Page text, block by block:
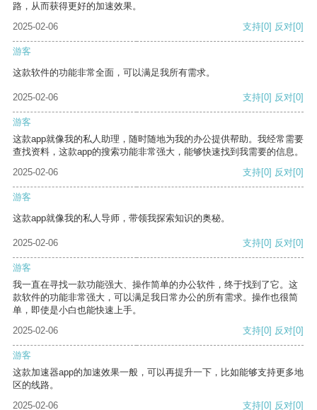
路，从而获得更好的加速效果。
2025-02-06
支持[0] 反对[0]
游客
这款软件的功能非常全面，可以满足我所有需求。
2025-02-06 支持[0] 反对[0]
游客
这款app就像我的私人助理，随时随地为我的办公提供帮助。我经常需要
查找资料，这款app的搜索功能非常强大，能够快速找到我需要的信息。
2025-02-06
支持[0] 反对[0]
游客
这款app就像我的私人导师，带领我探索知识的奥秘。
2025-02-06 支持[0] 反对[0]
游客
我一直在寻找一款功能强大、操作简单的办公软件，终于找到了它。这
款软件的功能非常强大，可以满足我日常办公的所有需求。操作也很简
单，即使是小白也能快速上手。
2025-02-06
支持[0] 反对[0]
游客
这款加速器app的加速效果一般，可以再提升一下，比如能够支持更多地
区的线路。
2025-02-06
支持[0] 反对[0]